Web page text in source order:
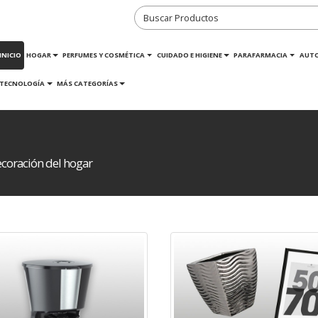
INICIO HOGAR PERFUMES Y COSMÉTICA CUIDADO E HIGIENE PARAFARMACIA
TECNOLOGÍA MÁS CATEGORÍAS
del hogar